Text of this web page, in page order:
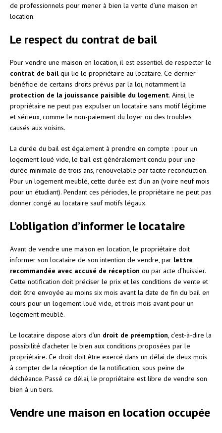
de professionnels pour mener à bien la vente d’une maison en
location.
Le respect du contrat de bail
Pour vendre une maison en location, il est essentiel de respecter le
contrat de bailqui lie le propriétaire au locataire. Ce dernier
bénéficie de certains droits prévus par la loi, notamment la
protection de la jouissance paisible du logement. Ainsi, le
propriétaire ne peut pas expulser un locataire sans motif légitime
et sérieux, comme le non-paiement du loyer ou des troubles
causés aux voisins.
La durée du bail est également à prendre en compte : pour un
logement loué vide, le bail est généralement conclu pour une
durée minimale de trois ans, renouvelable par tacite reconduction.
Pour un logement meublé, cette durée est d’un an (voire neuf mois
pour un étudiant). Pendant ces périodes, le propriétaire ne peut pas
donner congé au locataire sauf motifs légaux.
L’obligation d’informer le locataire
Avant de vendre une maison en location, le propriétaire doit
informer son locataire de son intention de vendre, par lettre
recommandée avec accusé de réception ou par acte d’huissier.
Cette notification doit préciser le prix et les conditions de vente et
doit être envoyée au moins six mois avant la date de fin du bail en
cours pour un logement loué vide, et trois mois avant pour un
logement meublé.
Le locataire dispose alors d’un droit de préemption , c’est-à-dire la
possibilité d’acheter le bien aux conditions proposées par le
propriétaire. Ce droit doit être exercé dans un délai de deux mois
à compter de la réception de la notification, sous peine de
déchéance. Passé ce délai, le propriétaire est libre de vendre son
bien à un tiers.
Vendre une maison en location occupée